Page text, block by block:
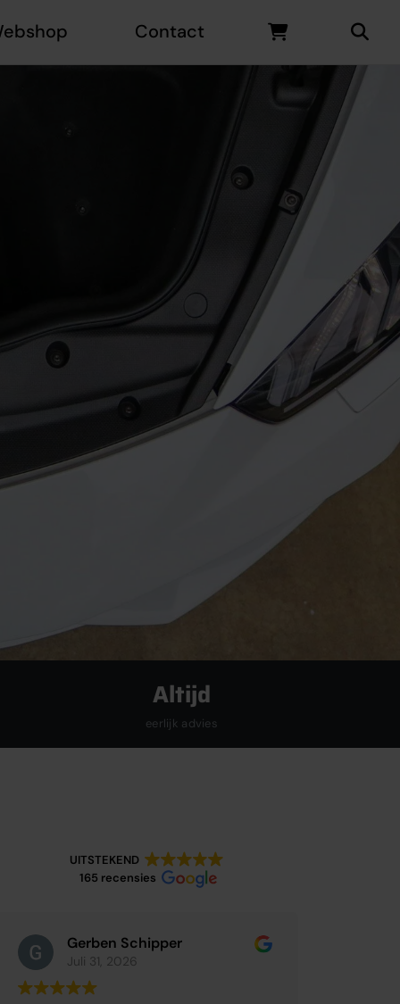
Contact
Altijd
eerlijk advies
UITSTEKEND
165 recensies
Gerben Schipper
Juli 31, 2026